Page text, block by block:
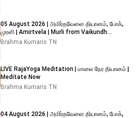
05 August 2026 | அமிர்தவேளை தியானம், போக்,
முரளி | Amirtvela | Murli from Vaikundh
Lighthouse, Adyar
Brahma Kumaris TN
LIVE RajaYoga Meditation | மாலை நேர தியானம் |
Meditate Now
Brahma Kumaris TN
04 August 2026 | அமிர்தவேளை தியானம், போக்,